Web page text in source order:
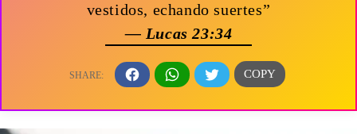
vestidos, echando suertes”
— Lucas 23:34